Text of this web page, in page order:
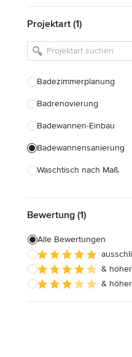
Landschaftsarchitekten
Armaturen &
Einbauschränke
Projektart (1)
Badezimmerplanung
Badrenovierung
Badewannen-Einbau
Badewannensanierung
Waschtisch nach Maß
Gäste-WC Renovierung
Fugenlose Badezimmer
Badezimmereinbau
Alle anzeigen
Bewertung (1)
Alle Bewertungen
& höher
& höher